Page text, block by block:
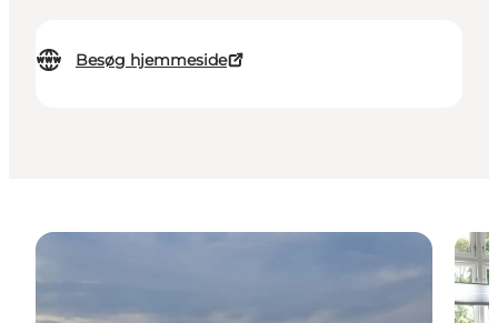
Besøg hjemmeside